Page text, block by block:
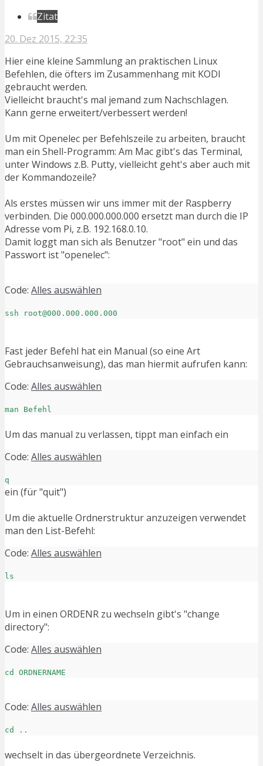
Zitat
20. Dez 2015, 22:35
Hier eine kleine Sammlung an praktischen Linux
Befehlen, die öfters im Zusammenhang mit KODI
gebraucht werden.
Vielleicht braucht's mal jemand zum Nachschlagen.
Kann gerne erweitert/verbessert werden!
Um mit Openelec per Befehlszeile zu arbeiten, braucht
man ein Shell-Programm: Am Mac gibt's das Terminal,
unter Windows z.B. Putty, vielleicht geht's aber auch mit
der Kommandozeile?
Als erstes müssen wir uns immer mit der Raspberry
verbinden. Die 000.000.000.000 ersetzt man durch die IP
Adresse vom Pi, z.B. 192.168.0.10.
Damit loggt man sich als Benutzer "root" ein und das
Passwort ist "openelec":
Code: Alles auswählen
ssh root@000.000.000.000
Fast jeder Befehl hat ein Manual (so eine Art
Gebrauchsanweisung), das man hiermit aufrufen kann:
Code: Alles auswählen
man Befehl
Um das manual zu verlassen, tippt man einfach ein
Code: Alles auswählen
q
ein (für "quit")
Um die aktuelle Ordnerstruktur anzuzeigen verwendet
man den List-Befehl:
Code: Alles auswählen
ls
Um in einen ORDENR zu wechseln gibt's "change
directory":
Code: Alles auswählen
cd ORDNERNAME
Code: Alles auswählen
cd ..
wechselt in das übergeordnete Verzeichnis.